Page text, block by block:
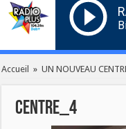
Accueil » UN NOUVEAU
centre_4